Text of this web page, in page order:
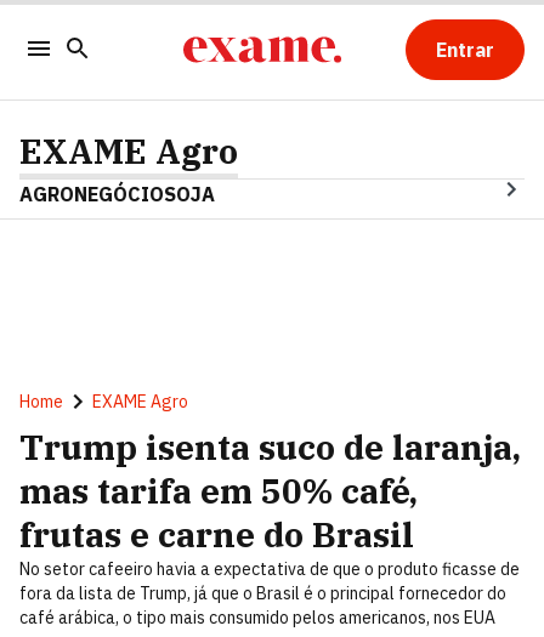
Entrar
EXAME Agro
AGRONEGÓCIOSOJA
Home EXAME Agro
Trump isenta suco de laranja,
mas tarifa em 50% café,
frutas e carne do Brasil
No setor cafeeiro havia a expectativa de que o produto ficasse de
fora da lista de Trump, já que o Brasil é o principal fornecedor do
café arábica, o tipo mais consumido pelos americanos, nos EUA